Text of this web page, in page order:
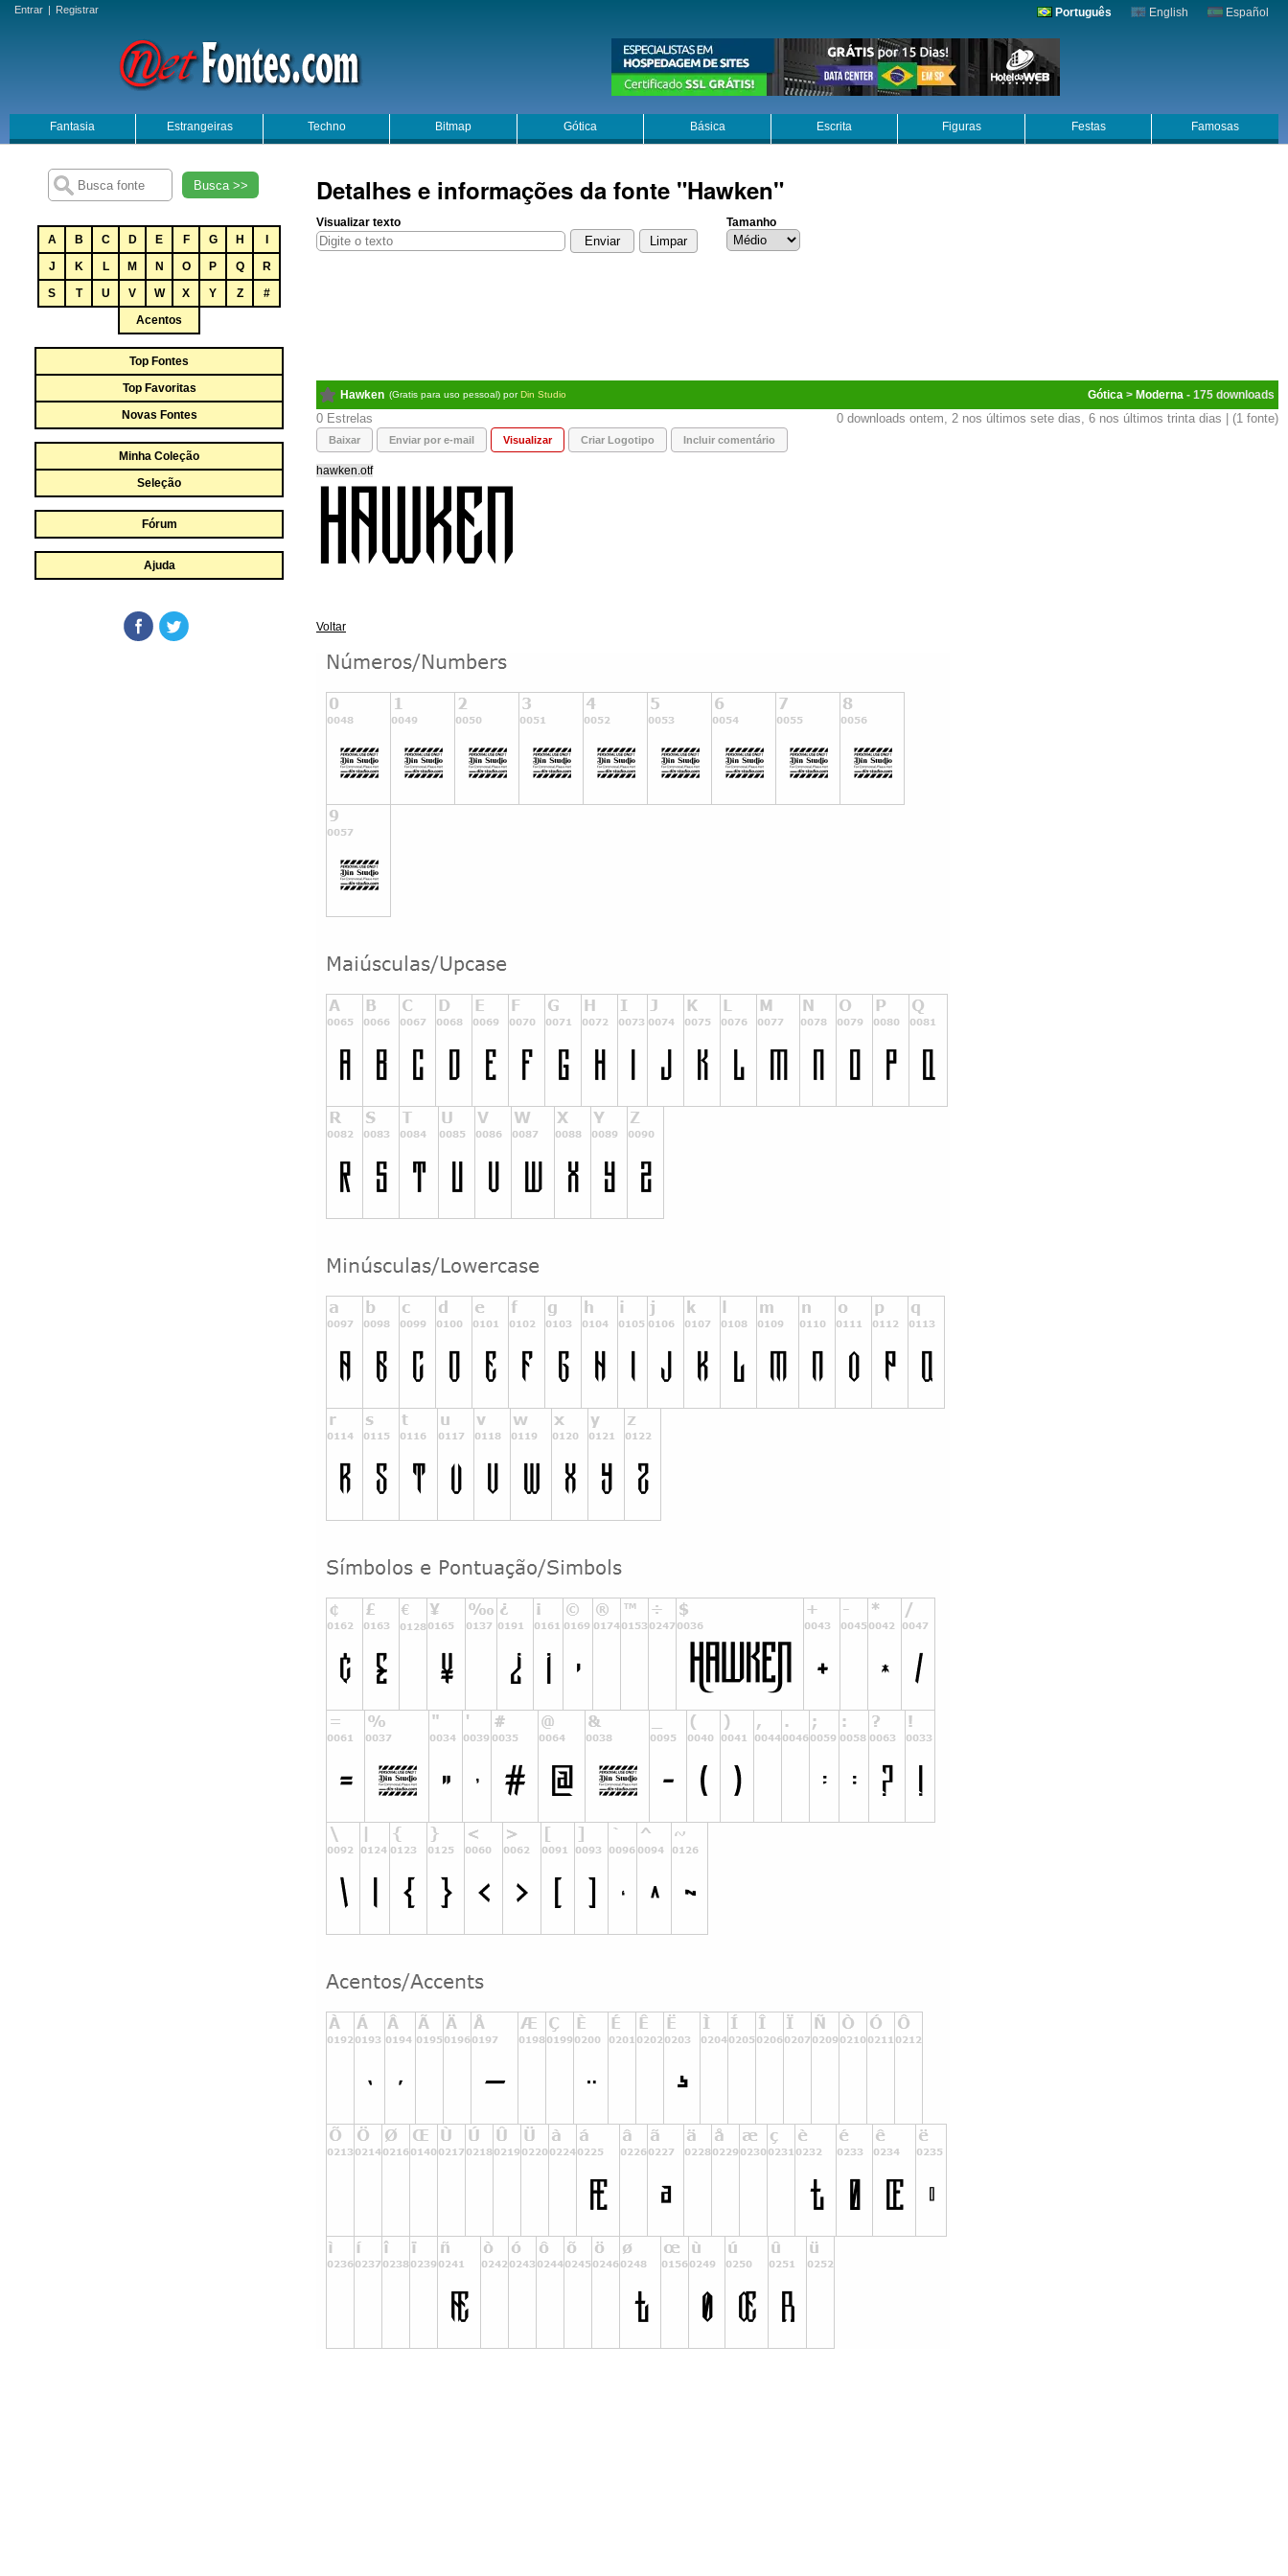
Entrar | Registrar Português English Español
Fantasia Estrangeiras Techno Bitmap Gótica Básica Escrita Figuras Festas Famosas
Busca >>
A B C D E F G H
J
K L M N O P Q
R
S
T U V W X Y Z
#
Acentos
Top Fontes
Top Favoritas
Novas Fontes
Minha Coleção
Seleção
Fórum
Ajuda
Detalhes e informações da fonte "Hawken"
Visualizar texto Tamanho
Hawken (Gratis para uso pessoal) porDin Studio Gótica > Moderna - 175
0 0 downloads ontem, 2 nos últimos sete dias, 6 nos últimos trinta dias | (1 fonte)
Baixar Enviar por e-mail Visualizar Criar Logotipo Incluir comentário
hawken.otf
Voltar